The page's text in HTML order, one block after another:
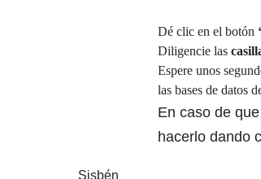
Dé clic en el botón
Diligencie las
Espere unos
las bases de datos
En caso de
hacerlo dando
Sisbén